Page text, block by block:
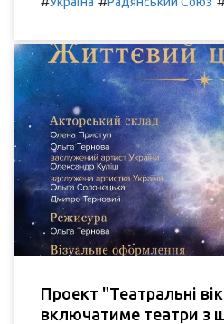
Проект "Театральні
включатиме театри з